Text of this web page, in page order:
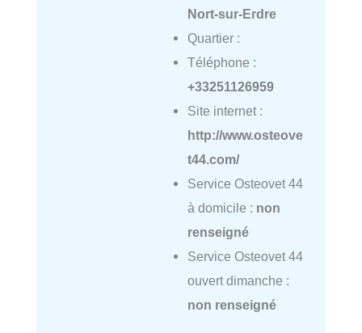
Nort-sur-Erdre
Quartier :
Téléphone :
+33251126959
Site internet :
http://www.osteove
t44.com/
Service Osteovet 44
à domicile : non
renseigné
Service Osteovet 44
ouvert dimanche :
non renseigné